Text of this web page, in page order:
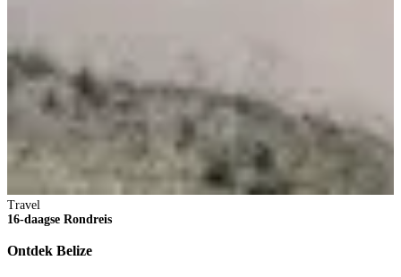
Travel
16-daagse Rondreis
Ontdek Belize